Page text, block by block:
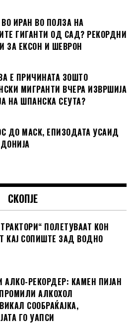
ВО ИРАН ВО ПОЛЗА НА
ГИГАНТИ ОД САД? РЕКОРДНИ
ЗА ЕКСОН И ШЕВРОН
Е ПРИЧИНАТА ЗОШТО
МИГРАНТИ ВЧЕРА ИЗВРШИЈА
НА ШПАНСКА СЕУТА?
ДО МАСК, ЕПИЗОДАТА УСАИД
СКОПЈЕ
ПОЛЕТУВААТ КОН
КАЈ СОПИШТЕ ЗАД ВОДНО
АЛКО-РЕКОРДЕР: КАМЕН ПИЈАН
АЛКОХОЛ
СООБРАЌАЈКА,
ГО УАПСИ